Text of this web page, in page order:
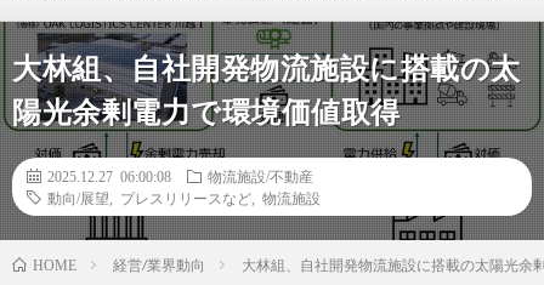
大林組、自社開発物流施設に搭載の太
陽光余剰電力で環境価値取得
2025.12.27 06:00:08
物流施設/不動産
動向/展望
プレスリリースなど 物流施設
HOME 経営/業界動向 大林組、自社開発物流施設に搭載の太陽光余